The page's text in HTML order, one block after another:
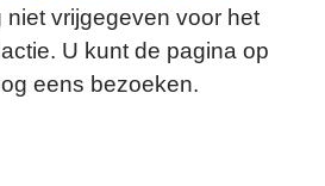
vrijgegeven voor het
U kunt de pagina op
eens bezoeken.